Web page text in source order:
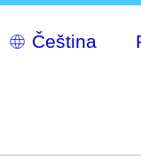
Select
your